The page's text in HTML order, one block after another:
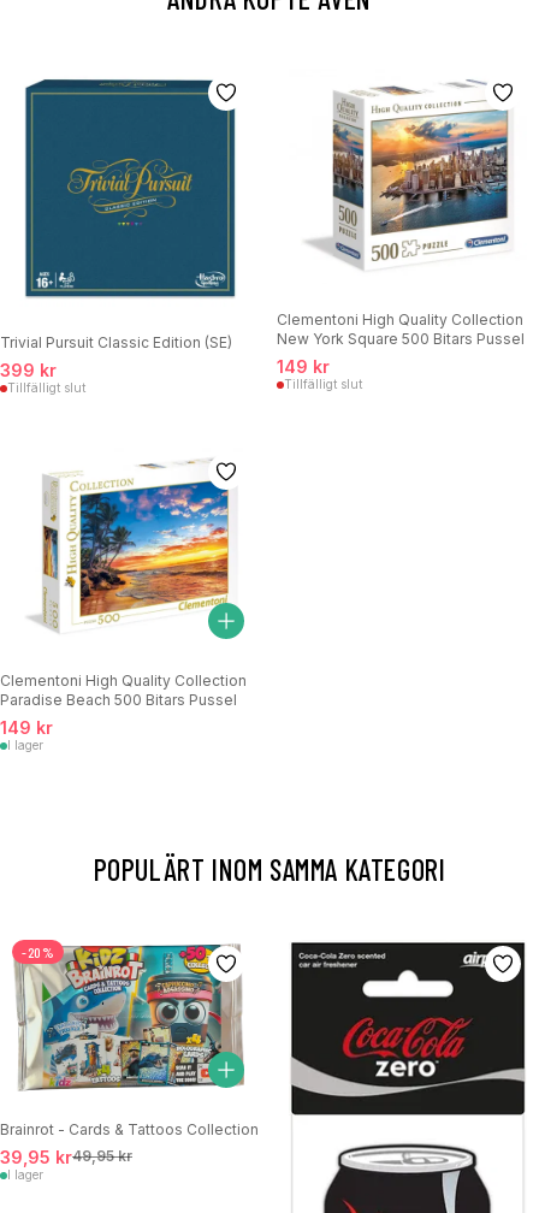
Trivial Pursuit Classic Edition (SE)
399 kr
Tillfälligt slut
Clementoni High Quality Collection
New York Square 500 Bitars Pussel
149 kr
Tillfälligt slut
Clementoni High Quality Collection
Paradise Beach 500 Bitars Pussel
149 kr
I lager
POPULÄRT INOM SAMMA KATEGORI
-20%
Brainrot - Cards & Tattoos Collection
39,95 kr49,95 kr
I lager